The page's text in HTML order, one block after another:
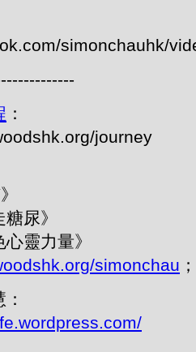
simonchauhk/
：
journey
尿》
靈力量》
simonchau